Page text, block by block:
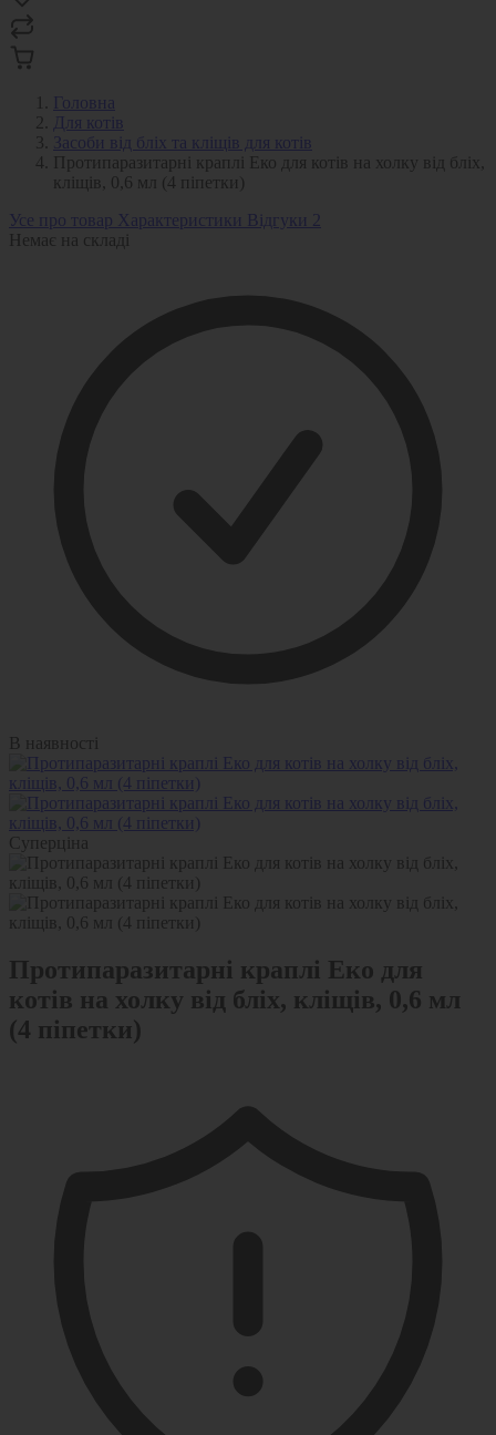
Головна
Для котів
Засоби від бліх та кліщів для котів
Протипаразитарні краплі Еко для котів на холку від бліх,
кліщів, 0,6 мл (4 піпетки)
Усе про товар Характеристики Відгуки
2
Немає на складі
В наявності
Суперціна
Протипаразитарні краплі Еко для
котів на холку від бліх, кліщів, 0,6 мл
(4 піпетки)